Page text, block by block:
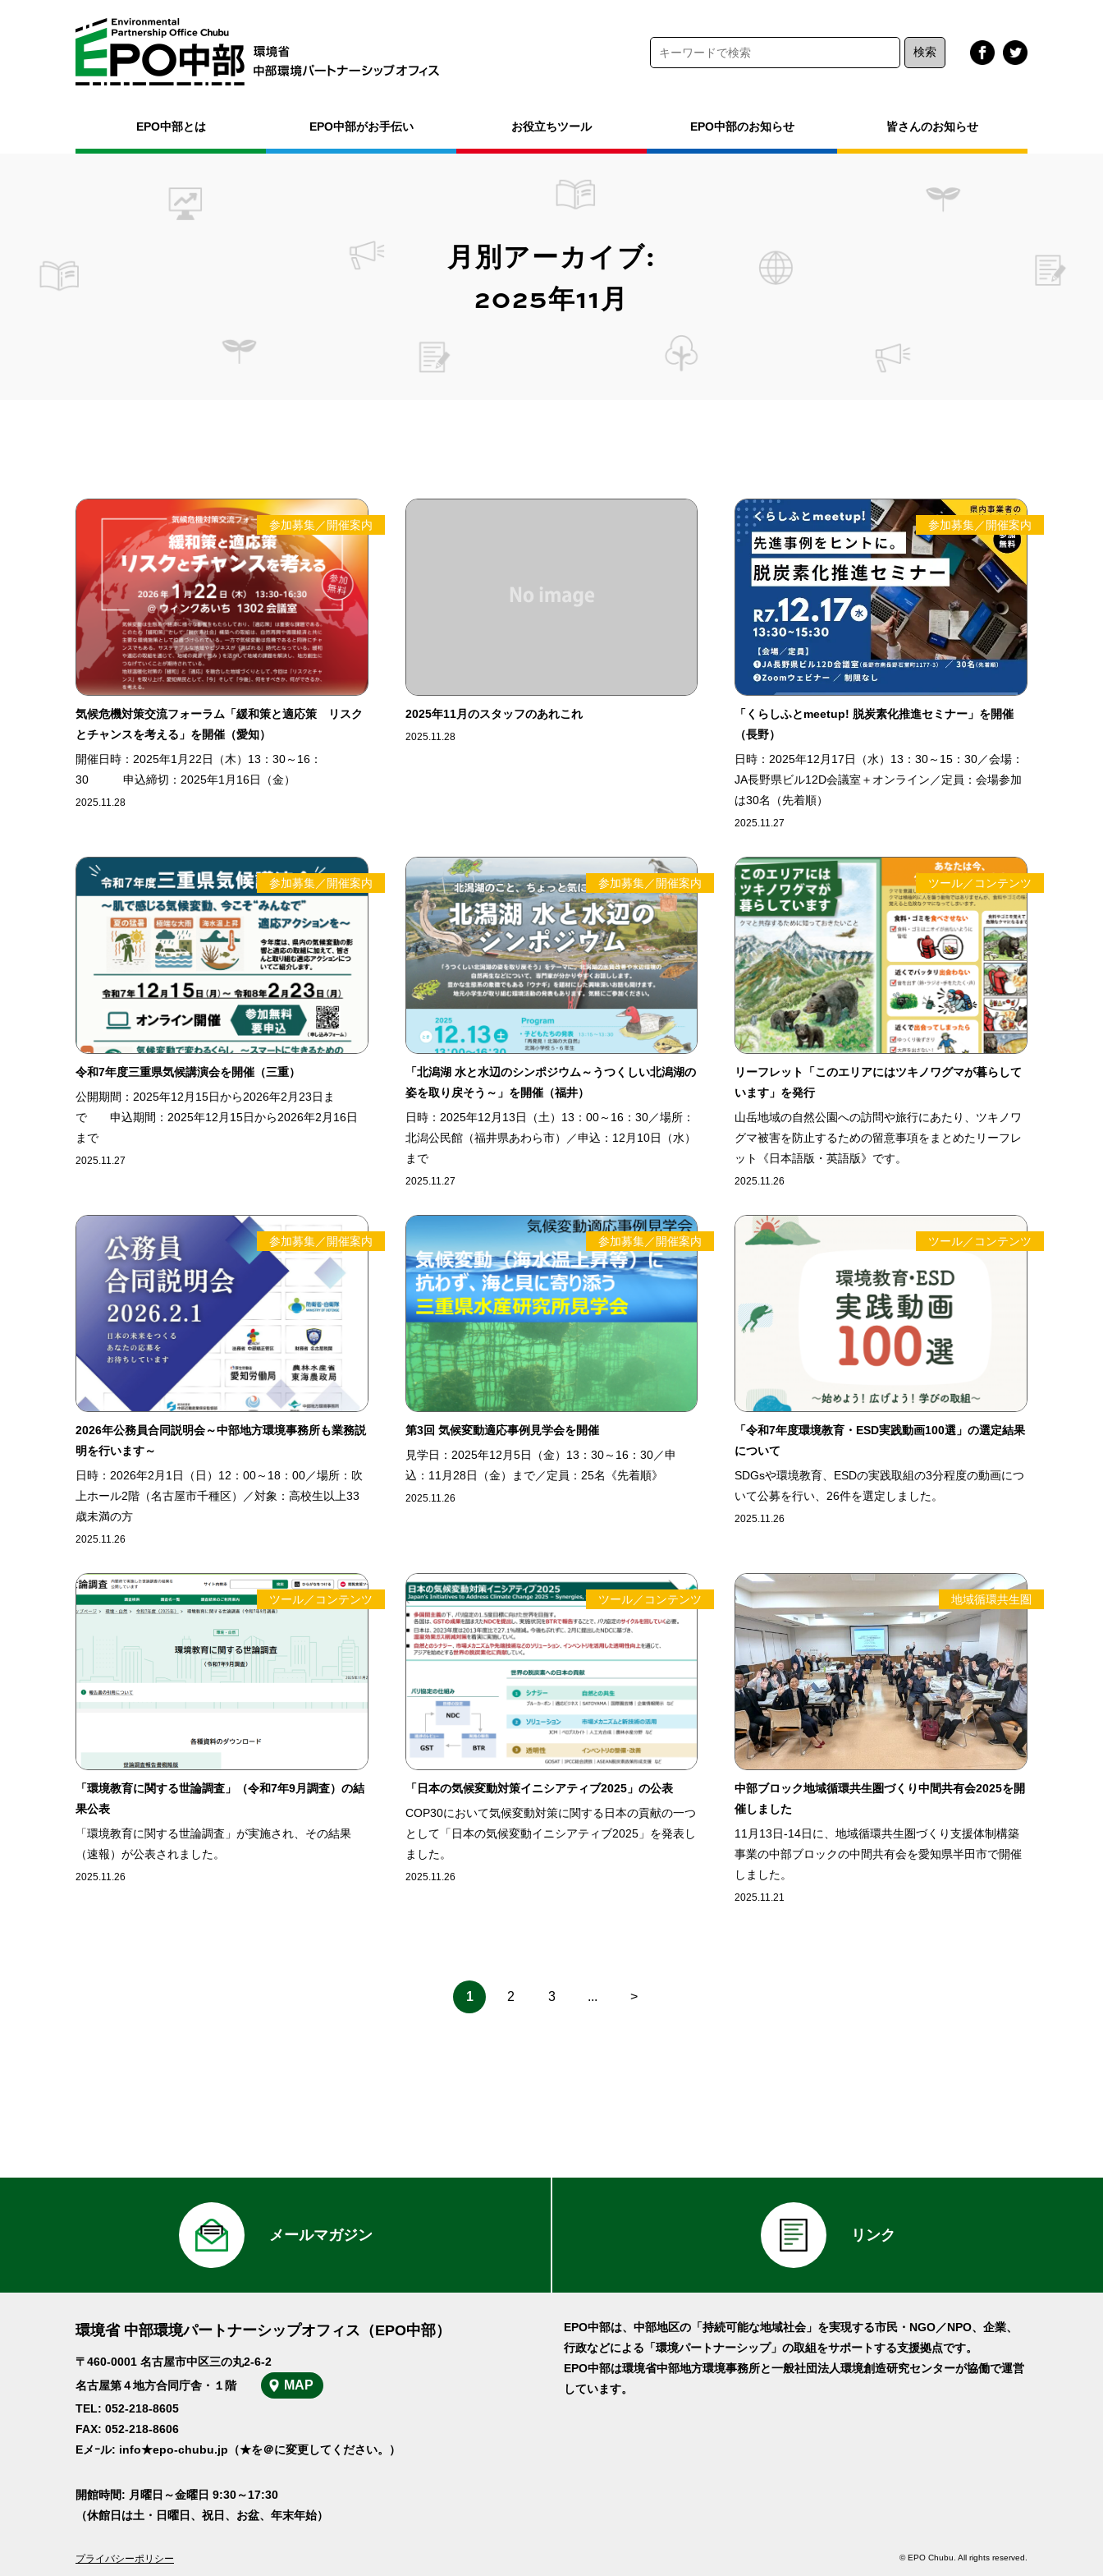
EPO中部とは EPO中部がお手伝い お役立ちツール EPO中部のお知らせ 皆さんのお知らせ
月別アーカイブ:
2025年11月
参加募集／開催案内
気候危機対策交流フォーラム「緩和策と適応策 リスク
とチャンスを考える」を開催（愛知）
開催日時：2025年1月22日（木）13：30～16：
30 申込締切：2025年1月16日（金）
2025.11.28
2025年11月のスタッフのあれこれ
2025.11.28
参加募集／開催案内
「くらしふとmeetup! 脱炭素化推進セミナー」を開催
（長野）
日時：2025年12月17日（水）13：30～15：30／会場：
JA長野県ビル12D会議室＋オンライン／定員：会場参加
は30名（先着順）
2025.11.27
参加募集／開催案内
令和7年度三重県気候講演会を開催（三重）
公開期間：2025年12月15日から2026年2月23日ま
で 申込期間：2025年12月15日から2026年2月16日
まで
2025.11.27
参加募集／開催案内
「北潟湖 水と水辺のシンポジウム～うつくしい北潟湖の
姿を取り戻そう～」を開催（福井）
日時：2025年12月13日（土）13：00～16：30／場所：
北潟公民館（福井県あわら市）／申込：12月10日（水）
まで
2025.11.27
ツール／コンテンツ
リーフレット「このエリアにはツキノワグマが暮らして
います」を発行
山岳地域の自然公園への訪問や旅行にあたり、ツキノワ
グマ被害を防止するための留意事項をまとめたリーフレ
ット《日本語版・英語版》です。
2025.11.26
参加募集／開催案内
2026年公務員合同説明会～中部地方環境事務所も業務説
明を行います～
日時：2026年2月1日（日）12：00～18：00／場所：吹
上ホール2階（名古屋市千種区）／対象：高校生以上33
歳未満の方
2025.11.26
参加募集／開催案内
第3回 気候変動適応事例見学会を開催
見学日：2025年12月5日（金）13：30～16：30／申
込：11月28日（金）まで／定員：25名《先着順》
2025.11.26
ツール／コンテンツ
「令和7年度環境教育・ESD実践動画100選」の選定結果
について
SDGsや環境教育、ESDの実践取組の3分程度の動画につ
いて公募を行い、26件を選定しました。
2025.11.26
ツール／コンテンツ
「環境教育に関する世論調査」（令和7年9月調査）の結
果公表
「環境教育に関する世論調査」が実施され、その結果
（速報）が公表されました。
2025.11.26
ツール／コンテンツ
「日本の気候変動対策イニシアティブ2025」の公表
COP30において気候変動対策に関する日本の貢献の一つ
として「日本の気候変動イニシアティブ2025」を発表し
ました。
2025.11.26
地域循環共生圏
中部ブロック地域循環共生圏づくり中間共有会2025を開
催しました
11月13日-14日に、地域循環共生圏づくり支援体制構築
事業の中部ブロックの中間共有会を愛知県半田市で開催
しました。
2025.11.21
1 2 3 ... >
メールマガジン リンク
環境省 中部環境パートナーシップオフィス （EPO中部）
〒460-0001 名古屋市中区三の丸2-6-2
名古屋第４地方合同庁舎・１階
MAP
TEL: 052-218-8605
FAX: 052-218-8606
Eメｰル: info★epo-chubu.jp（★を＠に変更してください。）
開館時間: 月曜日～金曜日 9:30～17:30
（休館日は土・日曜日、祝日、お盆、年末年始）
EPO中部は、中部地区の「持続可能な地域社会」を実現する市民・NGO／NPO、企業、
行政などによる「環境パートナーシップ」の取組をサポートする支援拠点です。
EPO中部は環境省中部地方環境事務所と一般社団法人環境創造研究センターが協働で運営
しています。
プライバシーポリシー © EPO Chubu. All rights reserved.